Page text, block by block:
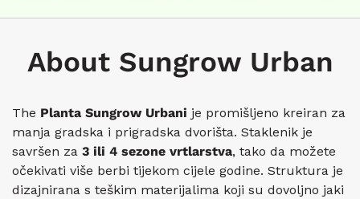
About Sungrow Urban
The Planta Sungrow Urbani je promišljeno kreiran za
manja gradska i prigradska dvorišta. Staklenik je
savršen za 3 ili 4 sezone vrtlarstva, tako da možete
očekivati ​​više berbi tijekom cijele godine. Struktura je
dizajnirana s teškim materijalima koji su dovoljno jaki